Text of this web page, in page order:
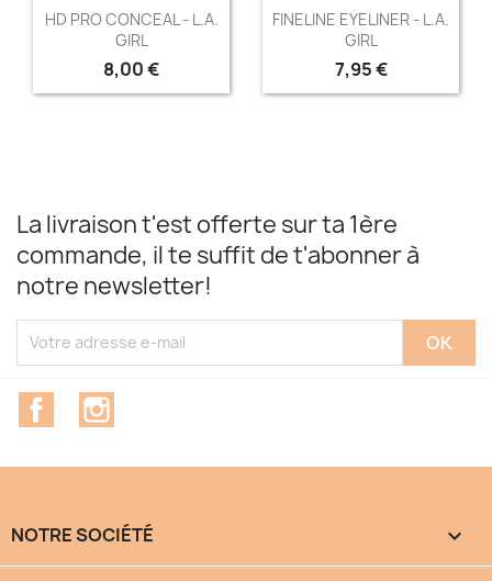
Aperçu rapide
+13
HD PRO CONCEAL - L.A.
GIRL
8,00 €
 Aperçu rapide
FINELINE EYELINER - L.A.
GIRL
7,95 €
La livraison t'est offerte sur ta 1ère
commande, il te suffit de t'abonner à
notre newsletter!
Facebook
NOTRE SOCIÉTÉ 